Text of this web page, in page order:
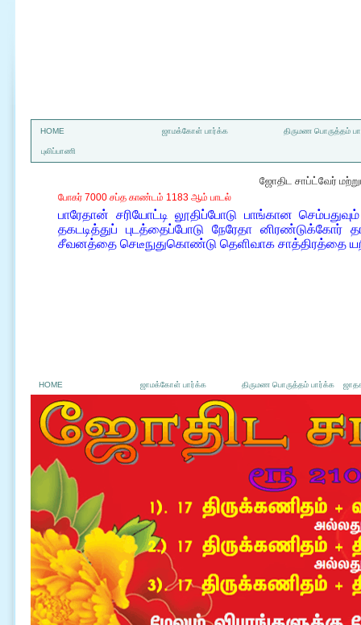
HOME ஜாமக்கோள் பார்க்க திருமண பொருத்தம்
புலிப்பாணி
ஜோதிட சாப்ட்வேர்
போகர் 7000 சப்த காண்டம் 1183 ஆம் பாடல்
பாரேதான் சரியோட்டி லூதிப்போடு பாங்கான
தகடடித்துப் புடத்தைப்போடு நேரேதா னிரண்டுக்கோர்
சீவனத்தை செடீநுதுகொண்டு தெளிவாக சாத்திரத்தை
HOME ஜாமக்கோள் பார்க்க திருமண பொருத்தம் பார்க்க